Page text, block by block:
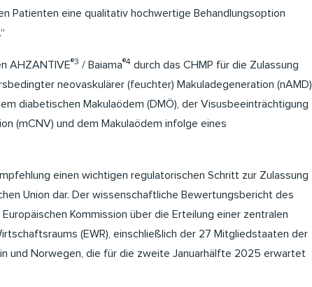
Patienten eine qualitativ hochwertige Behandlungsoption
AHZANTIVE®3 / Baiama®4 durch das CHMP für die Zulassung
neovaskulärer (feuchter) Makuladegeneration (nAMD)
diabetischen Makulaödem (DMÖ), der Visusbeeinträchtigung
(mCNV) und dem Makulaödem infolge eines
einen wichtigen regulatorischen Schritt zur Zulassung
Union dar. Der wissenschaftliche Bewertungsbericht des
Kommission über die Erteilung einer zentralen
(EWR), einschließlich der 27 Mitgliedstaaten der
und Norwegen, die für die zweite Januarhälfte 2025 erwartet